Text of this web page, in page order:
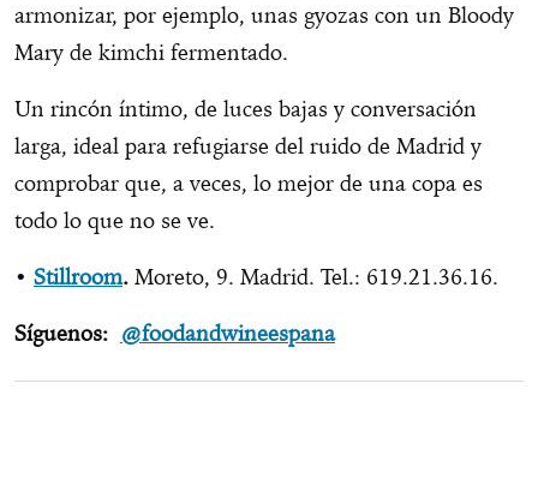
armonizar, por ejemplo, unas gyozas con un Bloody
Mary de kimchi fermentado.
Un rincón íntimo, de luces bajas y conversación
larga, ideal para refugiarse del ruido de Madrid y
comprobar que, a veces, lo mejor de una copa es
todo lo que no se ve.
• Stillroom. Moreto, 9. Madrid. Tel.: 619.21.36.16.
Síguenos: @foodandwineespana